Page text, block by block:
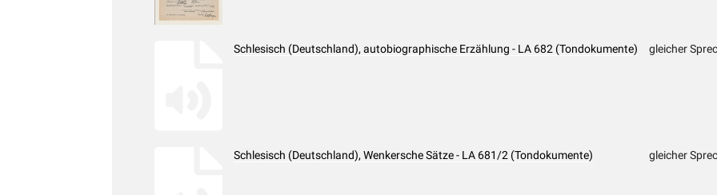
Schlesisch (Deutschland), autobiographische Erzählung - LA 682 (Tondokumente) gleicher
Schlesisch (Deutschland), Wenkersche Sätze - LA 681/2 (Tondokumente) gleicher